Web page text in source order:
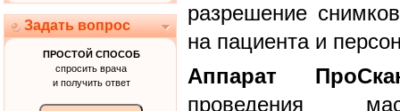
Задать вопрос
ПРОСТОЙ СПОСОБ
спросить врача
и получить ответ
разрешение
на пациента и
Аппарат
проведения